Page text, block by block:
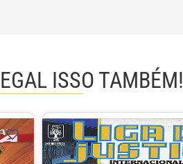
ISSO TAMBÉM!